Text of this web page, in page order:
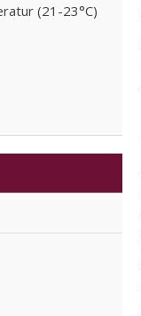
(21-23°C)